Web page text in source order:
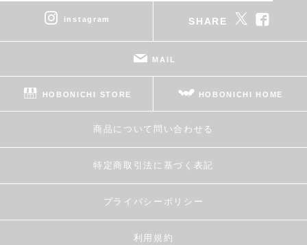
instagram SHARE
MAIL
HOBONICHI STORE HOBONICHI HOME
商品について問い合わせる
特定商取引法に基づく表記
プライバシーポリシー
利用規約